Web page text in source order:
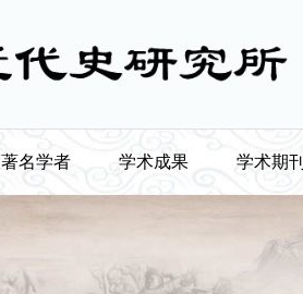
著名学者 学术成果 学术期刊